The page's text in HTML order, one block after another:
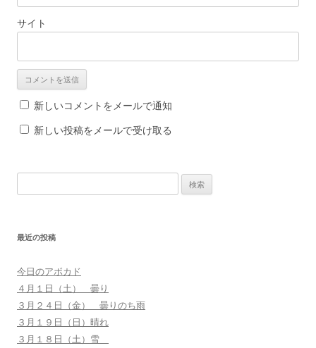
サイト
新しいコメントをメールで通知
新しい投稿をメールで受け取る
索
最近の投稿
今日のアボカド
４月１日（土） 曇り
３月２４日（金） 曇りのち雨
３月１９日（日）晴れ
３月１８日（土）雪